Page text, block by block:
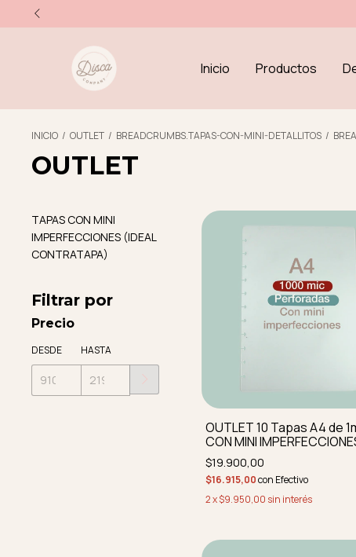
Inicio Productos
INICIO / OUTLET / BREADCRUMBS.TAPAS-CON-MINI-DETALLITOS /
OUTLET
TAPAS CON MINI
IMPERFECCIONES (IDEAL
CONTRATAPA)
Filtrar por
Precio
DESDE HASTA
OUTLET 10 Tapas A4 de
CON MINI
perforadas y redondeadas
$19.900,00
$16.915,00con Efectivo
2x$9.950,00 sin interés